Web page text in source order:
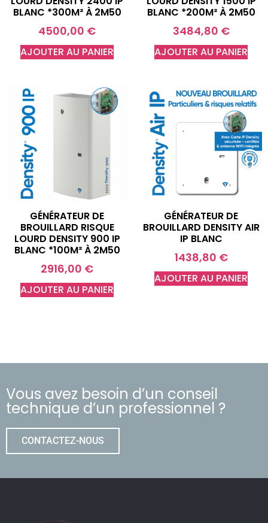
BLANC *300M² À 2M50
4500,00 €
AJOUTER AU PANIER
BLANC *200M² À 2M50
3484,80 €
AJOUTER AU PANIER
GÉNÉRATEUR DE
BROUILLARD RISQUE
LOURD DENSITY 900 IP
BLANC *100M² À 2M50
2916,00 €
AJOUTER AU PANIER
GÉNÉRATEUR DE
BROUILLARD DENSITY AIR
IP BLANC
1438,80 €
AJOUTER AU PANIER
Vous avez besoin d’un conseil
technique d’un professionnel ?
CONTACTEZ-NOUS